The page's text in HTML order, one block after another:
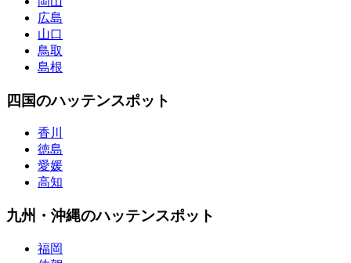
広島
山口
鳥取
島根
四国のハッテンスポット
香川
徳島
愛媛
高知
九州・沖縄のハッテンスポット
福岡